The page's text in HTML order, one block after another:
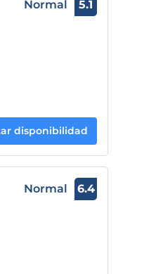
Normal 5.1
disponibilidad
Normal 6.4